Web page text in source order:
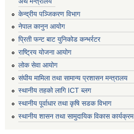
केन्द्रीय पञ्जिकरण विभाग
नेपाल कानुन आयोग
प्रिती फन्ट बाट युनिकोड कन्भर्रटर
राष्ट्रिय योजना आयोग
लोक सेवा आयोग
संघीय मामिला तथा सामान्य प्रशासन मन्त्रालय
स्थानीय तहको लागि ICT ब्लग
स्थानीय पूर्वाधार तथा कृषि सडक विभाग
स्थानीय शासन तथा सामुदायिक विकास कार्यक्रम